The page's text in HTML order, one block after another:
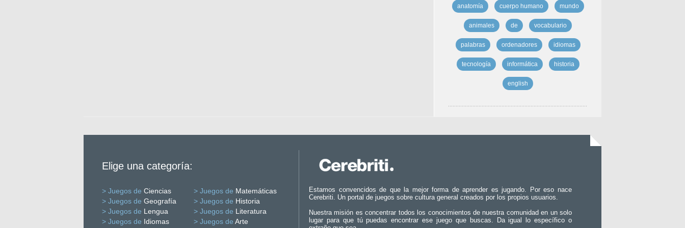
anatomía cuerpo humano mundo
animales de vocabulario
palabras ordenadores idiomas
tecnología informática historia
english
Elige una categoría:
> Juegos de Ciencias > Juegos de Matemáticas
> Juegos de Geografía > Juegos de Historia
> Juegos de Lengua > Juegos de Literatura
> Juegos de Idiomas > Juegos de Arte
Estamos convencidos de que la mejor forma de aprender es jugando. Por eso nace
Cerebriti. Un portal de juegos sobre cultura general creados por los propios usuarios.
Nuestra misión es concentrar todos los conocimientos de nuestra comunidad en un solo
lugar para que tú puedas encontrar ese juego que buscas. Da igual lo específico o